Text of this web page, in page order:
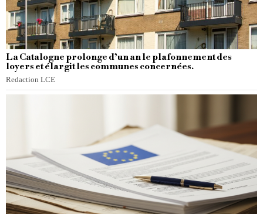
La Catalogne prolonge d’un an le plafonnement des
loyers et élargit les communes concernées.
Redaction LCE